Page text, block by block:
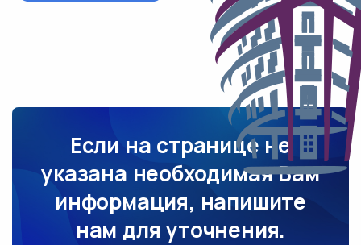
Если на странице не
указана необходимая Вам
информация, напишите
нам для уточнения.